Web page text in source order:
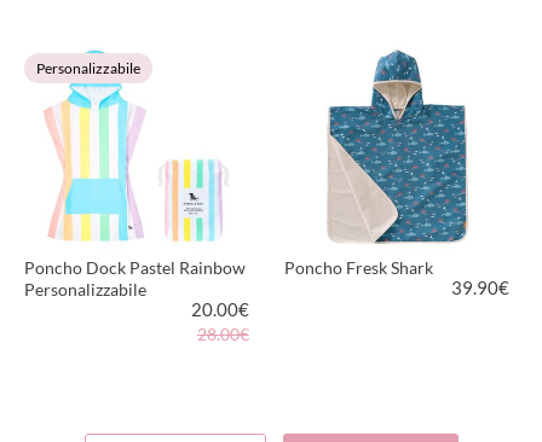
VEDI PRODOTTO VEDI PRODOTTO
Personalizzabile
Poncho Dock Pastel Rainbow
Personalizzabile
20.00€
28.00€
Poncho Fresk Shark
39.90€